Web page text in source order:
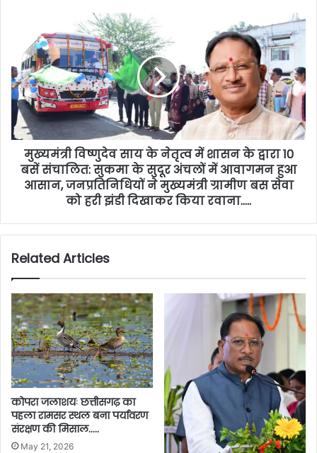
मुख्यमंत्री विष्णुदेव साय के नेतृत्व में शासन के द्वारा 10
बसें संचालित: सुकमा के सुदूर अंचलों में आवागमन हुआ
आसान, जनप्रतिनिधियों ने मुख्यमंत्री ग्रामीण बस सेवा
को हरी झंडी दिखाकर किया रवाना…..
Related Articles
कोपरा जलाशयः छत्तीसगढ़ का
पहला रामसर स्थल बना पर्यावरण
संरक्षण की मिसाल…..
May 21, 2026